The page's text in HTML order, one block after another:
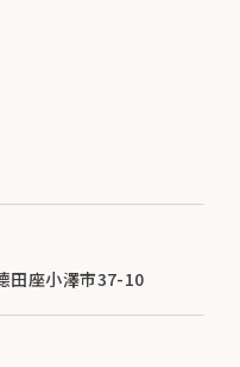
田座小澤市37-10